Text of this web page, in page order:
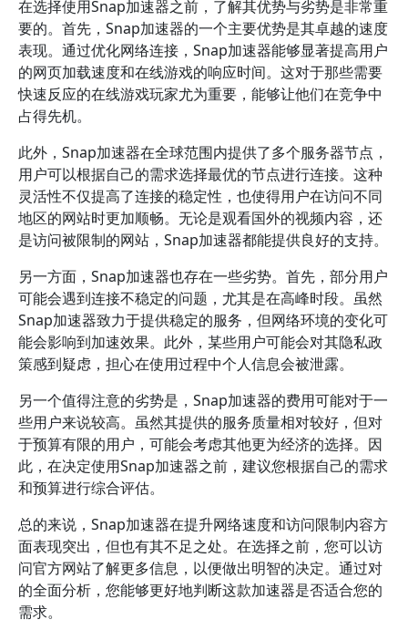
在选择使用Snap加速器之前，了解其优势与劣势是非常重
要的。首先，Snap加速器的一个主要优势是其卓越的速度
表现。通过优化网络连接，Snap加速器能够显著提高用户
的网页加载速度和在线游戏的响应时间。这对于那些需要
快速反应的在线游戏玩家尤为重要，能够让他们在竞争中
占得先机。
此外，Snap加速器在全球范围内提供了多个服务器节点，
用户可以根据自己的需求选择最优的节点进行连接。这种
灵活性不仅提高了连接的稳定性，也使得用户在访问不同
地区的网站时更加顺畅。无论是观看国外的视频内容，还
是访问被限制的网站，Snap加速器都能提供良好的支持。
另一方面，Snap加速器也存在一些劣势。首先，部分用户
可能会遇到连接不稳定的问题，尤其是在高峰时段。虽然
Snap加速器致力于提供稳定的服务，但网络环境的变化可
能会影响到加速效果。此外，某些用户可能会对其隐私政
策感到疑虑，担心在使用过程中个人信息会被泄露。
另一个值得注意的劣势是，Snap加速器的费用可能对于一
些用户来说较高。虽然其提供的服务质量相对较好，但对
于预算有限的用户，可能会考虑其他更为经济的选择。因
此，在决定使用Snap加速器之前，建议您根据自己的需求
和预算进行综合评估。
总的来说，Snap加速器在提升网络速度和访问限制内容方
面表现突出，但也有其不足之处。在选择之前，您可以访
问官方网站了解更多信息，以便做出明智的决定。通过对
的全面分析，您能够更好地判断这款加速器是否适合您的
需求。